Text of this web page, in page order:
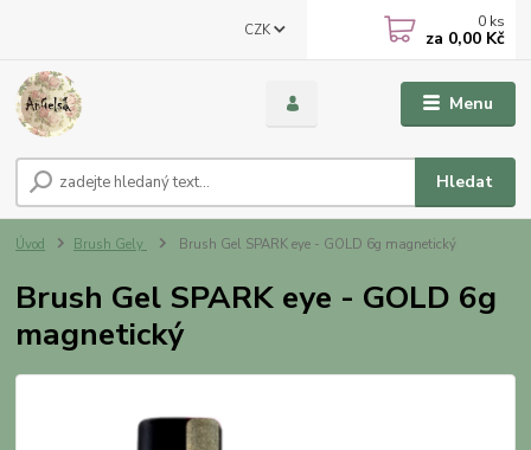
Menu
CZK
Hledat
0 ks
za 0,00 Kč
Úvod Brush Gely Brush Gel SPARK eye - GOLD 6g magnetický
Brush Gel SPARK eye - GOLD 6g
magnetický